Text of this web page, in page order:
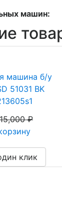
машин:
машина б/у
51031 BK
15,000₽
клик